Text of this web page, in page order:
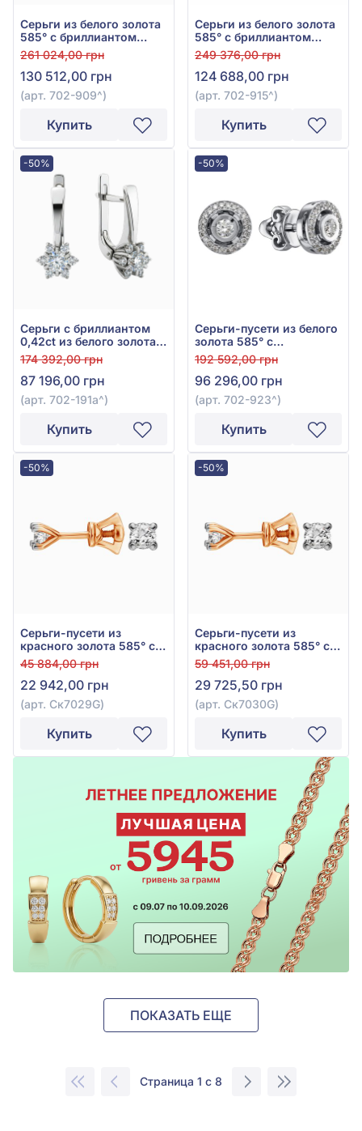
Серьги из белого золота
585° с бриллиантом
0,67ct, арт. 702-909^
261 024,00 грн
130 512,00 грн
(арт. 702-909^)
Купить
Серьги из белого золота
585° с бриллиантом
0,65ct, арт. 702-915
249 376,00 грн
124 688,00 грн
(арт. 702-915^)
Купить
-50%
Серьги с бриллиантом
0,42ct из белого золота
585°, арт. 702-191а
174 392,00 грн
87 196,00 грн
(арт. 702-191а^)
Купить
-50%
Серьги-пусети из белого
золота 585° с
бриллиантом 0,32ct, арт.
702-923
192 592,00 грн
96 296,00 грн
(арт. 702-923^)
Купить
-50%
Серьги-пусети из
красного золота 585° с
бриллиантом 0,14ct, арт.
Ск7029G
45 884,00 грн
22 942,00 грн
(арт. Ск7029G)
Купить
-50%
Серьги-пусети из
красного золота 585° с
бриллиантом 0,22ct, арт.
Ск7030G
59 451,00 грн
29 725,50 грн
(арт. Ск7030G)
Купить
ПОКАЗАТЬ ЕЩЕ
Страница 1 с 8